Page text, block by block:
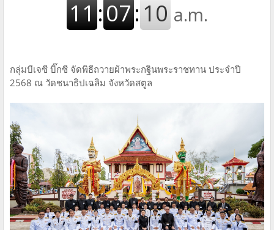
กลุ่มบีเจซี บิ๊กซี จัดพิธีถวายผ้าพระกฐินพระราชทาน ประจำปี
2568 ณ วัดชนาธิปเฉลิม จังหวัดสตูล